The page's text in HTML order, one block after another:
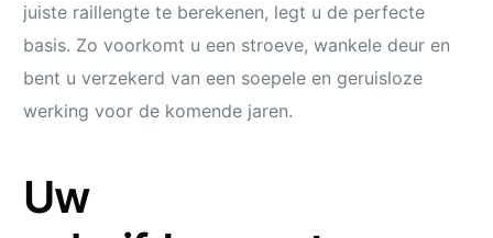
juiste raillengte te berekenen, legt u de perfecte
basis. Zo voorkomt u een stroeve, wankele deur en
bent u verzekerd van een soepele en geruisloze
werking voor de komende jaren.
Uw